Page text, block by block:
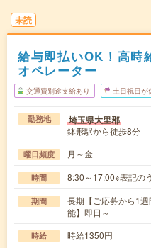
未読
給与即払いOK！高時
オペレーター
交通費別途支給あり 土日祝日が
勤務地 埼玉県大里郡
鉢形駅から徒歩8分
曜日頻度 月～金
時間 8:30～17:00※表記の
期間
長期【ご応募から1
能】即日～
時給 時給1350円